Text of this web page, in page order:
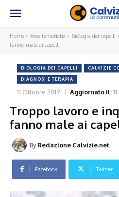
Home Aree tematiche Biologia dei capelli
fanno male ai capelli
BIOLOGIA DEI CAPELLI CALVIZIE
DIAGNOSI E TERAPIA
11 Ottobre 2019 Aggiornato il:
Troppo lavoro e
fanno male ai
By Redazione Calvizie.net
Facebook Twitter